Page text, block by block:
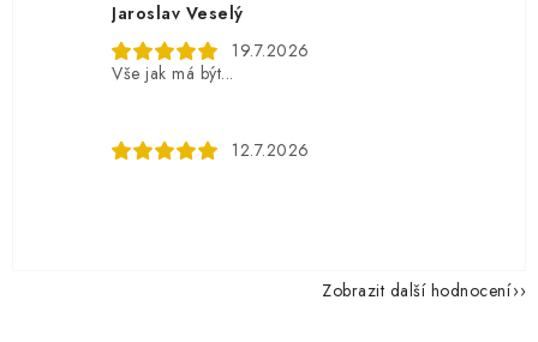
Jaroslav Veselý
19.7.2026
Vše jak má být...
12.7.2026
Zobrazit další hodnocení